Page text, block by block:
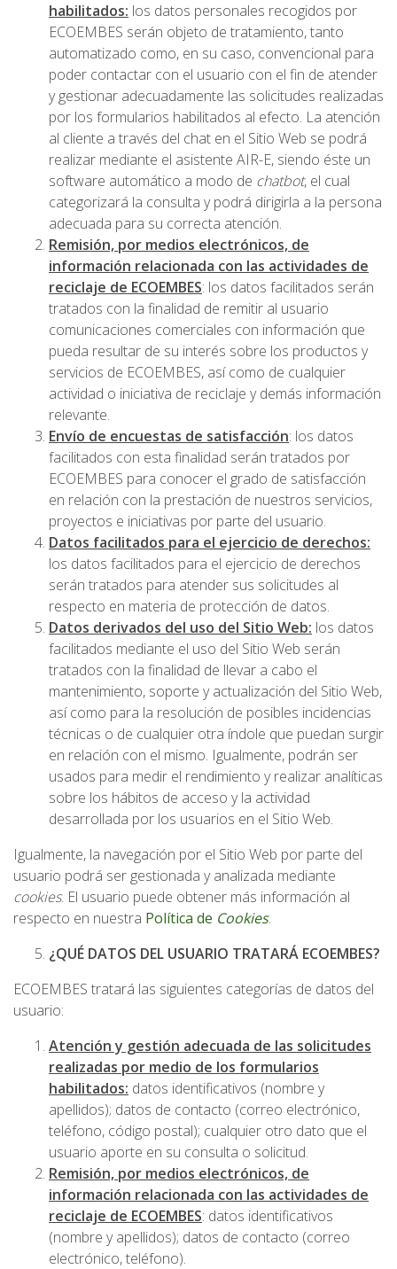
habilitados: los datos personales recogidos por
ECOEMBES serán objeto de tratamiento, tanto
automatizado como, en su caso, convencional para
poder contactar con el usuario con el fin de atender
y gestionar adecuadamente las solicitudes realizadas
por los formularios habilitados al efecto. La atención
al cliente a través del chat en el Sitio Web se podrá
realizar mediante el asistente AIR-E, siendo éste un
software automático a modo de chatbot, el cual
categorizará la consulta y podrá dirigirla a la persona
adecuada para su correcta atención.
Remisión, por medios electrónicos, de
información relacionada con las actividades de
reciclaje de ECOEMBES: los datos facilitados serán
tratados con la finalidad de remitir al usuario
comunicaciones comerciales con información que
pueda resultar de su interés sobre los productos y
servicios de ECOEMBES, así como de cualquier
actividad o iniciativa de reciclaje y demás información
relevante.
Envío de encuestas de satisfacción: los datos
facilitados con esta finalidad serán tratados por
ECOEMBES para conocer el grado de satisfacción
en relación con la prestación de nuestros servicios,
proyectos e iniciativas por parte del usuario.
Datos facilitados para el ejercicio de derechos:
los datos facilitados para el ejercicio de derechos
serán tratados para atender sus solicitudes al
respecto en materia de protección de datos.
Datos derivados del uso del Sitio Web: los datos
facilitados mediante el uso del Sitio Web serán
tratados con la finalidad de llevar a cabo el
mantenimiento, soporte y actualización del Sitio Web,
así como para la resolución de posibles incidencias
técnicas o de cualquier otra índole que puedan surgir
en relación con el mismo. Igualmente, podrán ser
usados para medir el rendimiento y realizar analíticas
sobre los hábitos de acceso y la actividad
desarrollada por los usuarios en el Sitio Web.
Igualmente, la navegación por el Sitio Web por parte del
usuario podrá ser gestionada y analizada mediante
cookies. El usuario puede obtener más información al
respecto en nuestra Política de Cookies.
¿QUÉ DATOS DEL USUARIO TRATARÁ ECOEMBES?
ECOEMBES tratará las siguientes categorías de datos del
usuario:
Atención y gestión adecuada de las solicitudes
realizadas por medio de los formularios
habilitados: datos identificativos (nombre y
apellidos); datos de contacto (correo electrónico,
teléfono, código postal); cualquier otro dato que el
usuario aporte en su consulta o solicitud.
Remisión, por medios electrónicos, de
información relacionada con las actividades de
reciclaje de ECOEMBES: datos identificativos
(nombre y apellidos); datos de contacto (correo
electrónico, teléfono).